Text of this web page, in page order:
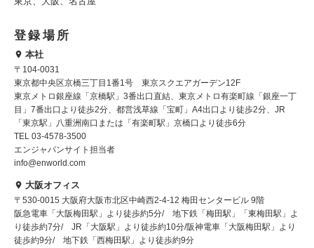
登録場所
本社
〒104-0031
東京都中央区京橋三丁目1番1号 東京スクエアガーデン12F
東京メトロ銀座線「京橋駅」3番出口直結、東京メトロ有楽町線「銀座一丁
目」7番出口より徒歩2分、都営浅草線「宝町」A4出口より徒歩2分、JR
「東京駅」八重洲南口または「有楽町駅」京橋口より徒歩6分
TEL 03-4578-3500
エンジャパンサイト担当者
info@enworld.com
大阪オフィス
〒530-0015 大阪府大阪市北区中崎西2-4-12 梅田センタービル 9階
阪急電車「大阪梅田駅」より徒歩約5分/ 地下鉄「梅田駅」「東梅田駅」よ
り徒歩約7分/ JR「大阪駅」より徒歩約10分/阪神電車「大阪梅田駅」より
徒歩約9分/ 地下鉄「西梅田駅」より徒歩約9分